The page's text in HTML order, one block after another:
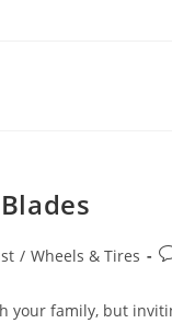
/ Wheels & Tires
la
your family, but